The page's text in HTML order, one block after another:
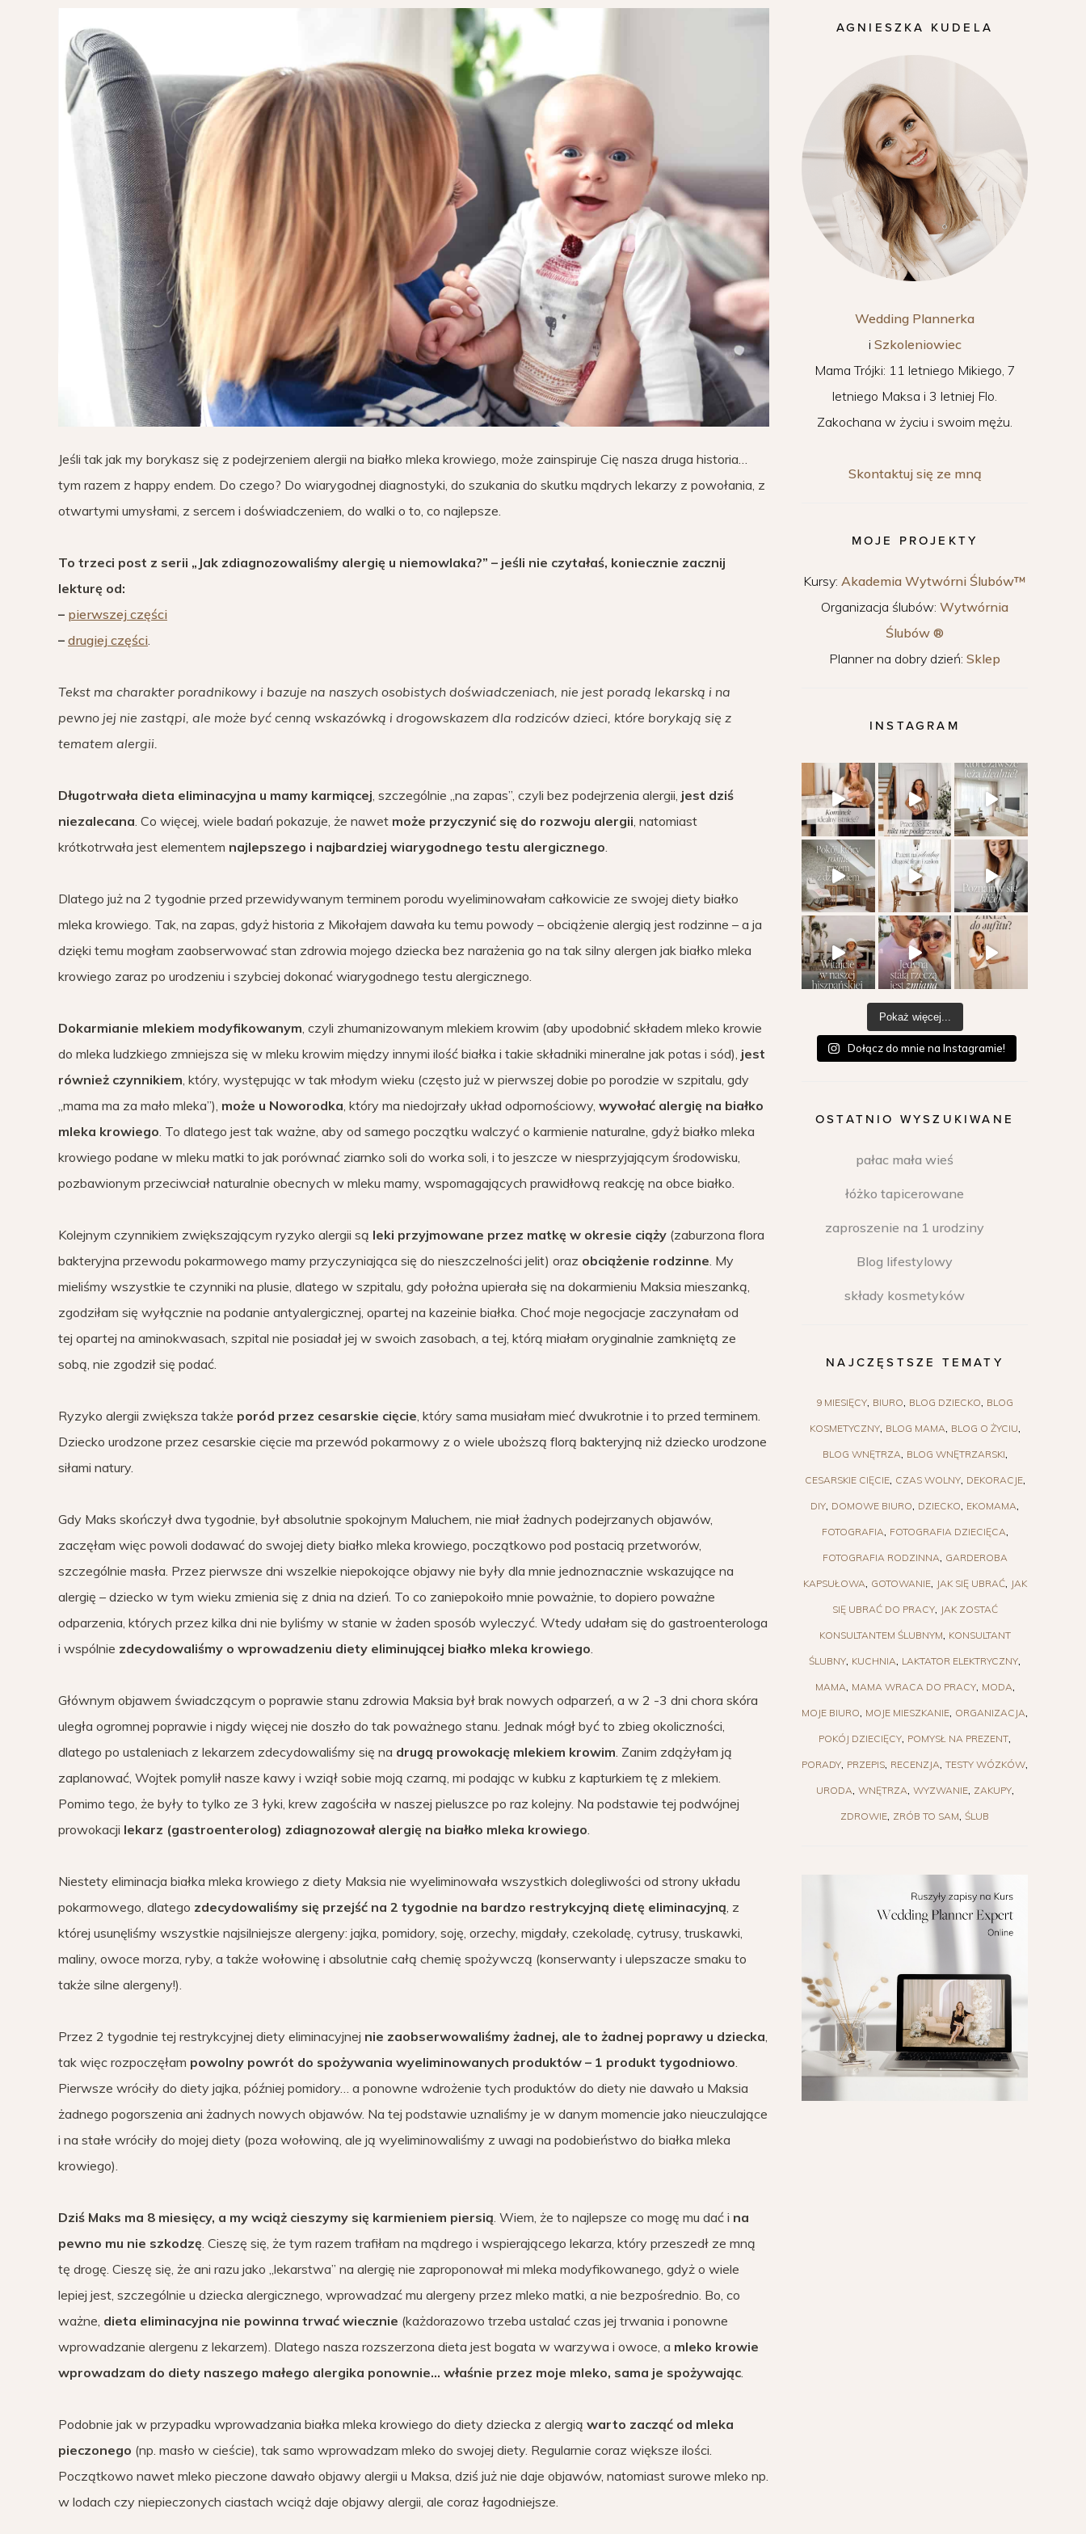
OGRÓD NA CO DZIEŃMODA DZIECIĘCA
POKÓJ DZIECIĘCY
PORADY DLA RODZICÓW
ROZSZERZANIE DIETY
WÓZKI DZIECIĘCE
WAKACJE Z DZIEĆMI
WYPRAWKA
MINIMALIZM
URODA
ZDROWIE
Jeśli tak jak my borykasz się z podejrzeniem alergii na białko mleka krowiego, może zainspiruje Cię nasza druga historia…
tym razem z happy endem. Do czego? Do wiarygodnej diagnostyki, do szukania do skutku mądrych lekarzy z powołania, z
otwartymi umysłami, z sercem i doświadczeniem, do walki o to, co najlepsze.
To trzeci post z serii „Jak zdiagnozowaliśmy alergię u niemowlaka?” – jeśli nie czytałaś, koniecznie zacznij
lekturę od:
– pierwszej części
– drugiej części
Tekst ma charakter poradnikowy i bazuje na naszych osobistych doświadczeniach, nie jest poradą lekarską i na
pewno jej nie zastąpi, ale może być cenną wskazówką i drogowskazem dla rodziców dzieci, które borykają się z
tematem alergii.
Długotrwała dieta eliminacyjna u mamy karmiącej , szczególnie „na zapas”, czyli bez podejrzenia alergii, jest dziś
niezalecana . Co więcej, wiele badań pokazuje, że nawet może przyczynić się do rozwoju alergii , natomiast
krótkotrwała jest elementem najlepszego i najbardziej wiarygodnego testu alergicznego
Dlatego już na 2 tygodnie przed przewidywanym terminem porodu wyeliminowałam całkowicie ze swojej diety białko
mleka krowiego. Tak, na zapas, gdyż historia z Mikołajem dawała ku temu powody – obciążenie alergią jest rodzinne – a ja
dzięki temu mogłam zaobserwować stan zdrowia mojego dziecka bez narażenia go na tak silny alergen jak białko mleka
krowiego zaraz po urodzeniu i szybciej dokonać wiarygodnego testu alergicznego.
Dokarmianie mlekiem modyfikowanym , czyli zhumanizowanym mlekiem krowim (aby upodobnić składem mleko krowie
do mleka ludzkiego zmniejsza się w mleku krowim między innymi ilość białka i takie składniki mineralne jak potas i sód), jest
również czynnikiem , który, występując w tak młodym wieku (często już w pierwszej dobie po porodzie w szpitalu, gdy
„mama ma za mało mleka”), może u Noworodka , który ma niedojrzały układ odpornościowy, wywołać alergię na białko
mleka krowiego . To dlatego jest tak ważne, aby od samego początku walczyć o karmienie naturalne, gdyż białko mleka
krowiego podane w mleku matki to jak porównać ziarnko soli do worka soli, i to jeszcze w niesprzyjającym środowisku,
pozbawionym przeciwciał naturalnie obecnych w mleku mamy, wspomagających prawidłową reakcję na obce białko.
Kolejnym czynnikiem zwiększającym ryzyko alergii są leki przyjmowane przez matkę w okresie ciąży (zaburzona flora
bakteryjna przewodu pokarmowego mamy przyczyniająca się do nieszczelności jelit) oraz obciążenie rodzinne . My
mieliśmy wszystkie te czynniki na plusie, dlatego w szpitalu, gdy położna upierała się na dokarmieniu Maksia mieszanką,
zgodziłam się wyłącznie na podanie antyalergicznej, opartej na kazeinie białka. Choć moje negocjacje zaczynałam od
tej opartej na aminokwasach, szpital nie posiadał jej w swoich zasobach, a tej, którą miałam oryginalnie zamkniętą ze
sobą, nie zgodził się podać.
Ryzyko alergii zwiększa także poród przez cesarskie cięcie , który sama musiałam mieć dwukrotnie i to przed terminem.
Dziecko urodzone przez cesarskie cięcie ma przewód pokarmowy z o wiele uboższą florą bakteryjną niż dziecko urodzone
siłami natury.
Gdy Maks skończył dwa tygodnie, był absolutnie spokojnym Maluchem, nie miał żadnych podejrzanych objawów,
zaczęłam więc powoli dodawać do swojej diety białko mleka krowiego, początkowo pod postacią przetworów,
szczególnie masła. Przez pierwsze dni wszelkie niepokojące objawy nie były dla mnie jednoznacznie wskazujące na
alergię – dziecko w tym wieku zmienia się z dnia na dzień. To co zaniepokoiło mnie poważnie, to dopiero poważne
odparzenia, których przez kilka dni nie byliśmy w stanie w żaden sposób wyleczyć. Wtedy udałam się do gastroenterologa
i wspólnie zdecydowaliśmy o wprowadzeniu diety eliminującej białko mleka krowiego
Głównym objawem świadczącym o poprawie stanu zdrowia Maksia był brak nowych odparzeń, a w 2 -3 dni chora skóra
uległa ogromnej poprawie i nigdy więcej nie doszło do tak poważnego stanu. Jednak mógł być to zbieg okoliczności,
dlatego po ustaleniach z lekarzem zdecydowaliśmy się na drugą prowokację mlekiem krowim . Zanim zdążyłam ją
zaplanować, Wojtek pomylił nasze kawy i wziął sobie moją czarną, mi podając w kubku z kapturkiem tę z mlekiem.
Pomimo tego, że były to tylko ze 3 łyki, krew zagościła w naszej pieluszce po raz kolejny. Na podstawie tej podwójnej
prowokacji lekarz (gastroenterolog) zdiagnozował alergię na białko mleka krowiego
Niestety eliminacja białka mleka krowiego z diety Maksia nie wyeliminowała wszystkich dolegliwości od strony układu
pokarmowego, dlatego zdecydowaliśmy się przejść na 2 tygodnie na bardzo restrykcyjną dietę eliminacyjną , z
której usunęliśmy wszystkie najsilniejsze alergeny: jajka, pomidory, soję, orzechy, migdały, czekoladę, cytrusy, truskawki,
maliny, owoce morza, ryby, a także wołowinę i absolutnie całą chemię spożywczą (konserwanty i ulepszacze smaku to
także silne alergeny!).
Przez 2 tygodnie tej restrykcyjnej diety eliminacyjnej nie zaobserwowaliśmy żadnej, ale to żadnej poprawy u dziecka
tak więc rozpoczęłam powolny powrót do spożywania wyeliminowanych produktów – 1 produkt tygodniowo
Pierwsze wróciły do diety jajka, później pomidory… a ponowne wdrożenie tych produktów do diety nie dawało u Maksia
żadnego pogorszenia ani żadnych nowych objawów. Na tej podstawie uznaliśmy je w danym momencie jako nieuczulające
i na stałe wróciły do mojej diety (poza wołowiną, ale ją wyeliminowaliśmy z uwagi na podobieństwo do białka mleka
krowiego).
Dziś Maks ma 8 miesięcy, a my wciąż cieszymy się karmieniem piersią . Wiem, że to najlepsze co mogę mu dać i na
pewno mu nie szkodzę . Cieszę się, że tym razem trafiłam na mądrego i wspierającego lekarza, który przeszedł ze mną
tę drogę. Cieszę się, że ani razu jako „lekarstwa” na alergię nie zaproponował mi mleka modyfikowanego, gdyż o wiele
lepiej jest, szczególnie u dziecka alergicznego, wprowadzać mu alergeny przez mleko matki, a nie bezpośrednio. Bo, co
ważne, dieta eliminacyjna nie powinna trwać wiecznie (każdorazowo trzeba ustalać czas jej trwania i ponowne
wprowadzanie alergenu z lekarzem). Dlatego nasza rozszerzona dieta jest bogata w warzywa i owoce, a mleko krowie
wprowadzam do diety naszego małego alergika ponownie… właśnie przez moje mleko, sama je spożywając
Podobnie jak w przypadku wprowadzania białka mleka krowiego do diety dziecka z alergią warto zacząć od mleka
pieczonego (np. masło w cieście), tak samo wprowadzam mleko do swojej diety. Regularnie coraz większe ilości.
Początkowo nawet mleko pieczone dawało objawy alergii u Maksa, dziś już nie daje objawów, natomiast surowe mleko np.
w lodach czy niepieczonych ciastach wciąż daje objawy alergii, ale coraz łagodniejsze.
AGNIESZKA KUDELA
Wedding Plannerka
i Szkoleniowiec
Mama Trójki: 11 letniego Mikiego, 7
letniego Maksa i 3 letniej Flo.
Zakochana w życiu i swoim mężu.
Skontaktuj się ze mną
MOJE PROJEKTY
Kursy: Akademia Wytwórni Ślubów™
Organizacja ślubów: Wytwórnia
Ślubów ®
Planner na dobry dzień: Sklep
INSTAGRAM
Pokaż więcej...
Dołącz do mnie na Instagramie!
OSTATNIO WYSZUKIWANE
pałac mała wieś
łóżko tapicerowane
zaproszenie na 1 urodziny
Blog lifestylowy
składy kosmetyków
NAJCZĘSTSZE TEMATY
9 MIESIĘCY BIURO BLOG DZIECKO BLOG
KOSMETYCZNY BLOG MAMA BLOG O ŻYCIU
BLOG WNĘTRZA BLOG WNĘTRZARSKI
CESARSKIE CIĘCIE CZAS WOLNY DEKORACJE
DIY DOMOWE BIURO DZIECKO EKOMAMA
FOTOGRAFIA FOTOGRAFIA DZIECIĘCA
FOTOGRAFIA RODZINNA GARDEROBA
KAPSUŁOWA GOTOWANIE JAK SIĘ UBRAĆ JAK
SIĘ UBRAĆ DO PRACY JAK ZOSTAĆ
KONSULTANTEM ŚLUBNYM KONSULTANT
ŚLUBNY KUCHNIA LAKTATOR ELEKTRYCZNY
MAMA MAMA WRACA DO PRACY MODA
MOJE BIURO MOJE MIESZKANIE ORGANIZACJA
POKÓJ DZIECIĘCY POMYSŁ NA PREZENT
PORADY PRZEPIS RECENZJA TESTY WÓZKÓW
URODA WNĘTRZA WYZWANIE ZAKUPY
ZDROWIE ZRÓB TO SAM ŚLUB